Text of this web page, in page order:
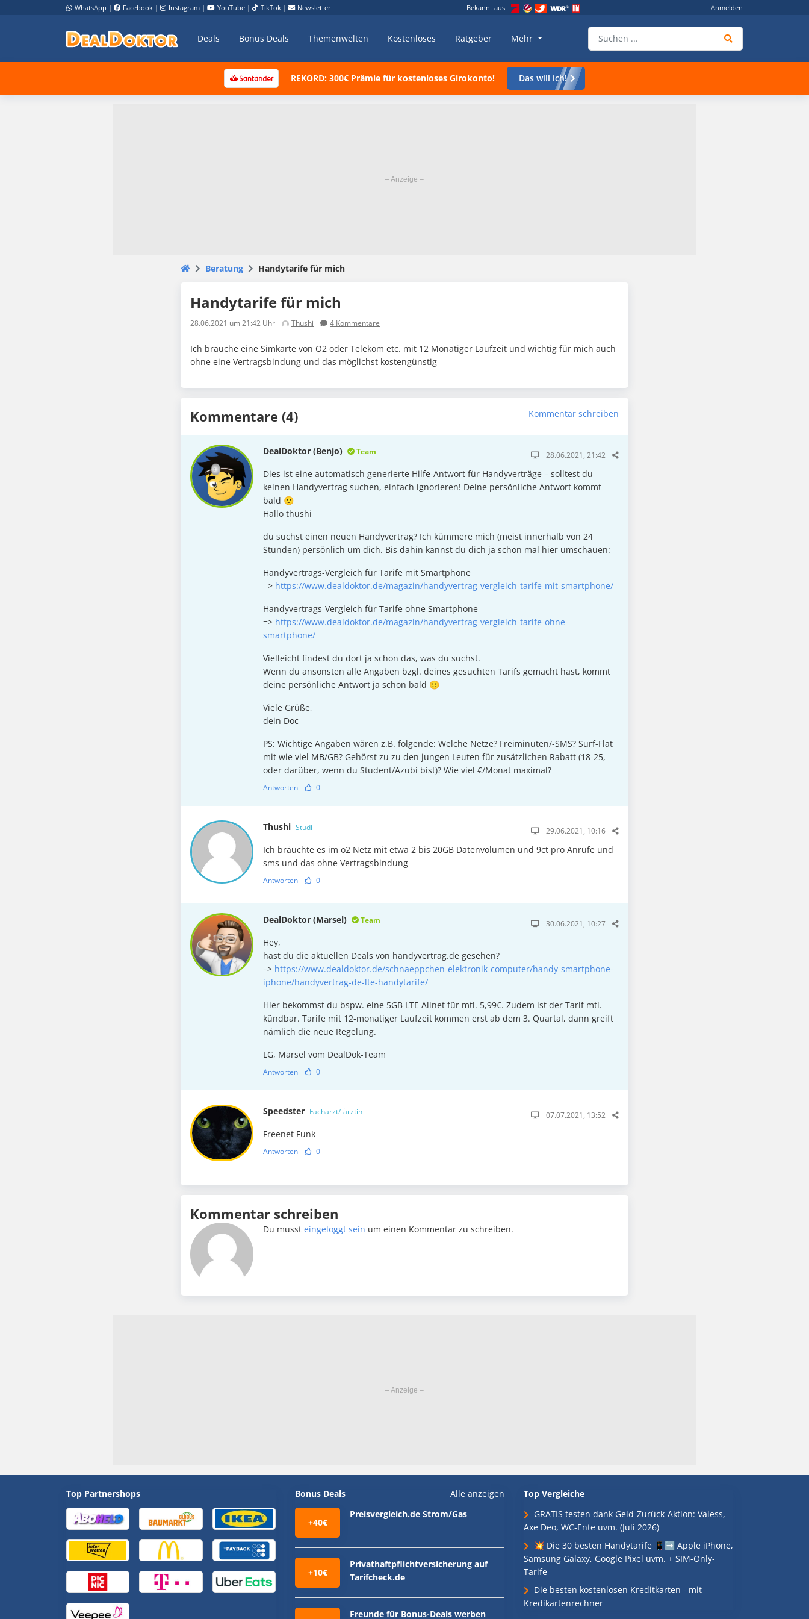
WhatsApp | Facebook | Instagram | YouTube | TikTok | Newsletter Bekannt aus: Anmelden
Deals Bonus Deals Themenwelten Kostenloses Ratgeber Mehr
REKORD: 300€ Prämie für kostenloses Girokonto! Das will ich!
Beratung Handytarife für mich
Handytarife für mich
28.06.2021 um 21:42 Uhr Thushi 4 Kommentare
Ich brauche eine Simkarte von O2 oder Telekom etc. mit 12 Monatiger Laufzeit und wichtig für mich auch
ohne eine Vertragsbindung und das möglichst kostengünstig
Kommentare (4) Kommentar schreiben
DealDoktor (Benjo) Team 28.06.2021, 21:42
Dies ist eine automatisch generierte Hilfe-Antwort für Handyverträge – solltest du
keinen Handyvertrag suchen, einfach ignorieren! Deine persönliche Antwort kommt
bald 🙂
Hallo thushi
du suchst einen neuen Handyvertrag? Ich kümmere mich (meist innerhalb von 24
Stunden) persönlich um dich. Bis dahin kannst du dich ja schon mal hier umschauen:
Handyvertrags-Vergleich für Tarife mit Smartphone
=> https://www.dealdoktor.de/magazin/handyvertrag-vergleich-tarife-mit-smartphone/
Handyvertrags-Vergleich für Tarife ohne Smartphone
=> https://www.dealdoktor.de/magazin/handyvertrag-vergleich-tarife-ohne-
smartphone/
Vielleicht findest du dort ja schon das, was du suchst.
Wenn du ansonsten alle Angaben bzgl. deines gesuchten Tarifs gemacht hast, kommt
deine persönliche Antwort ja schon bald 🙂
Viele Grüße,
dein Doc
PS: Wichtige Angaben wären z.B. folgende: Welche Netze? Freiminuten/-SMS? Surf-Flat
mit wie viel MB/GB? Gehörst zu zu den jungen Leuten für zusätzlichen Rabatt (18-25,
oder darüber, wenn du Student/Azubi bist)? Wie viel €/Monat maximal?
Antworten 0
Thushi Studi 29.06.2021, 10:16
Ich bräuchte es im o2 Netz mit etwa 2 bis 20GB Datenvolumen und 9ct pro Anrufe und
sms und das ohne Vertragsbindung
Antworten 0
DealDoktor (Marsel) Team 30.06.2021, 10:27
Hey,
hast du die aktuellen Deals von handyvertrag.de gesehen?
–> https://www.dealdoktor.de/schnaeppchen-elektronik-computer/handy-smartphone-
iphone/handyvertrag-de-lte-handytarife/
Hier bekommst du bspw. eine 5GB LTE Allnet für mtl. 5,99€. Zudem ist der Tarif mtl.
kündbar. Tarife mit 12-monatiger Laufzeit kommen erst ab dem 3. Quartal, dann greift
nämlich die neue Regelung.
LG, Marsel vom DealDok-Team
Antworten 0
Speedster Facharzt/-ärztin 07.07.2021, 13:52
Freenet Funk
Antworten 0
Kommentar schreiben
Du mussteingeloggt sein um einen Kommentar zu schreiben.
Top Partnershops Bonus Deals Alle anzeigen
+40€
Preisvergleich.de Strom/Gas
+10€
Privathaftpflichtversicherung auf
Tarifcheck.de
Freunde für Bonus-Deals werben
Top Vergleiche
GRATIS testen dank Geld-Zurück-Aktion: Valess,
Axe Deo, WC-Ente uvm. (Juli 2026)
💥 Die 30 besten Handytarife 📱➡️ Apple iPhone,
Samsung Galaxy, Google Pixel uvm. + SIM-Only-
Tarife
Die besten kostenlosen Kreditkarten - mit
Kredikartenrechner